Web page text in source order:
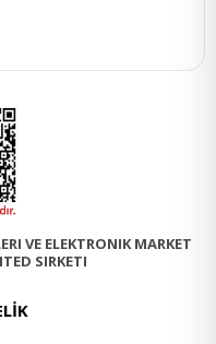
VE ELEKTRONIK MARKET
SIRKETI